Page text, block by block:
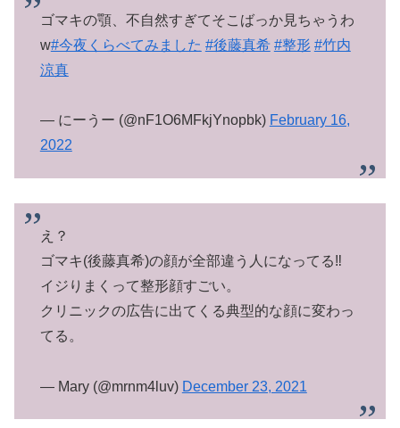
ゴマキの顎、不自然すぎてそこばっか見ちゃうわ
w#今夜くらべてみました #後藤真希 #整形 #竹内
涼真
— にーうー (@nF1O6MFkjYnopbk) February 16,
2022
え？
ゴマキ(後藤真希)の顔が全部違う人になってる‼️
イジりまくって整形顔すごい。
クリニックの広告に出てくる典型的な顔に変わっ
てる。
— Mary (@mrnm4luv) December 23, 2021